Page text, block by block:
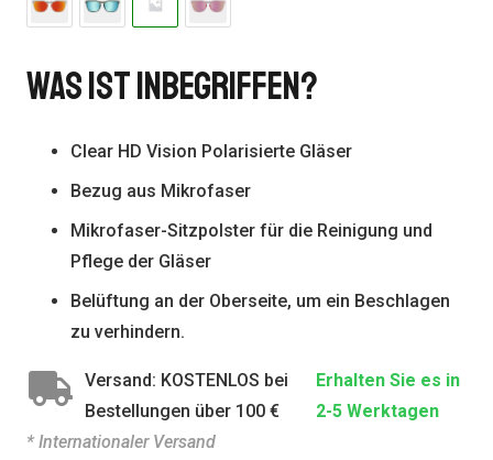
Was Ist Inbegriffen?
Clear HD Vision Polarisierte Gläser
Bezug aus Mikrofaser
Mikrofaser-Sitzpolster für die Reinigung und
Pflege der Gläser
Belüftung an der Oberseite, um ein Beschlagen
zu verhindern.
Versand: KOSTENLOS bei
Bestellungen über 100 €
Erhalten Sie es in
2-5 Werktagen
* Internationaler Versand